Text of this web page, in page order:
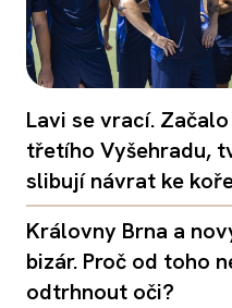
Lavi se vrací.
třetího Vyšehradu,
slibují návrat ke
Královny Brna a
bizár. Proč od toho
odtrhnout oči?